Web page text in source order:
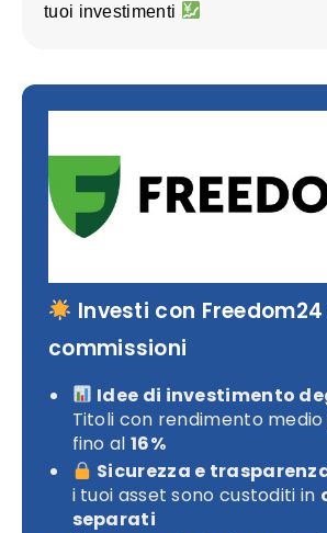
tuoi investimenti
Investi con
commissioni
Idee di investimento
Titoli con rendimento
fino al 16%
Sicurezza e
i tuoi asset sono custoditi in
separati